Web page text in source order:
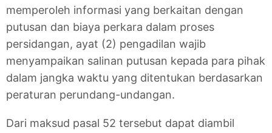
memperoleh informasi yang berkaitan dengan
putusan dan biaya perkara dalam proses
persidangan, ayat (2) pengadilan wajib
menyampaikan salinan putusan kepada para pihak
dalam jangka waktu yang ditentukan berdasarkan
peraturan perundang-undangan.
Dari maksud pasal 52 tersebut dapat diambil